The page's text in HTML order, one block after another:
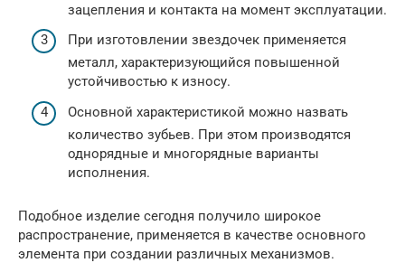
зацепления и контакта на момент эксплуатации.
При изготовлении звездочек применяется
металл, характеризующийся повышенной
устойчивостью к износу.
Основной характеристикой можно назвать
количество зубьев. При этом производятся
однорядные и многорядные варианты
исполнения.
Подобное изделие сегодня получило широкое
распространение, применяется в качестве основного
элемента при создании различных механизмов.